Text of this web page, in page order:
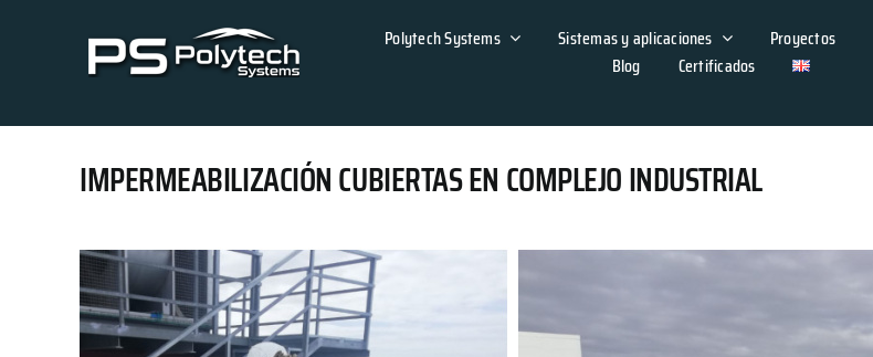
Polytech Systems Sistemas y aplicaciones Proyectos
Blog
Certificados
IMPERMEABILIZACIÓN CUBIERTAS EN COMPLEJO INDUSTRIAL